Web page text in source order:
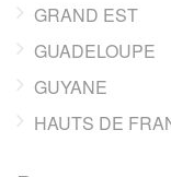
GRAND EST
GUADELOUPE
GUYANE
HAUTS DE